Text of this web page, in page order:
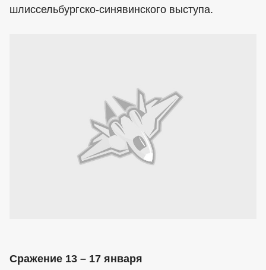
шлиссельбургско-синявинского выступа.
Сражение 13 – 17 января